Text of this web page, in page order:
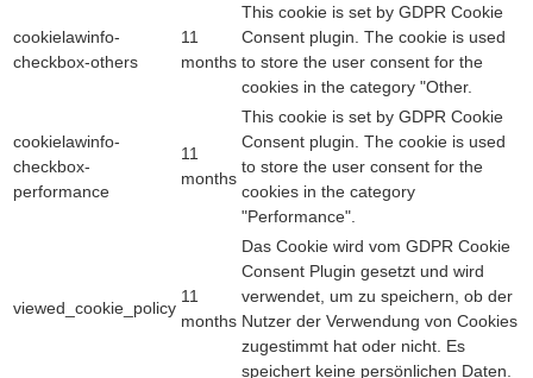
cookielawinfo-
checkbox-others
11
months
This cookie is set by GDPR Cookie
Consent plugin. The cookie is used
to store the user consent for the
cookies in the category "Other.
cookielawinfo-
checkbox-
performance
11
months
This cookie is set by GDPR Cookie
Consent plugin. The cookie is used
to store the user consent for the
cookies in the category
"Performance".
viewed_cookie_policy
11
months
Das Cookie wird vom GDPR Cookie
Consent Plugin gesetzt und wird
verwendet, um zu speichern, ob der
Nutzer der Verwendung von Cookies
zugestimmt hat oder nicht. Es
speichert keine persönlichen Daten.